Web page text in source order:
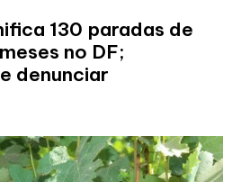
130 paradas de
no DF;
denunciar